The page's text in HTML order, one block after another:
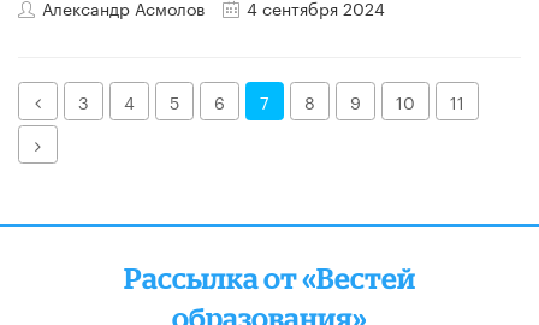
Александр Асмолов 4 сентября 2024
Назад
3 4 5 6 7 8 9 10
11
Далее
Рассылка от «Вестей
образования»